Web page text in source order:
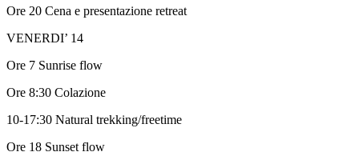
Ore 20 Cena e presentazione retreat
VENERDI’ 14
Ore 7 Sunrise flow
Ore 8:30 Colazione
10-17:30 Natural trekking/freetime
Ore 18 Sunset flow